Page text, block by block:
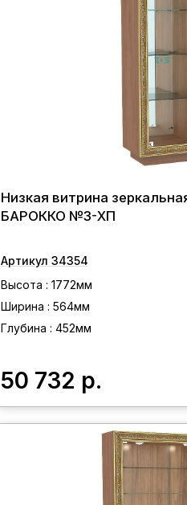
Низкая витрина
БАРОККО №3-ХП
Артикул 34354
Высота : 1772мм
Ширина : 564мм
Глубина : 452мм
50 732 р.